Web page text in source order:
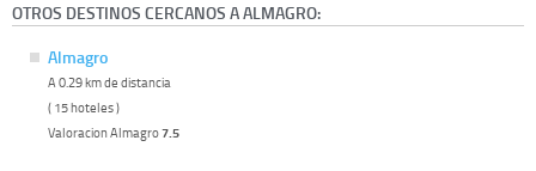
OTROS DESTINOS CERCANOS A ALMAGRO:
Almagro
A 0.29 km de distancia
( 15 hoteles )
Valoracion Almagro7.5